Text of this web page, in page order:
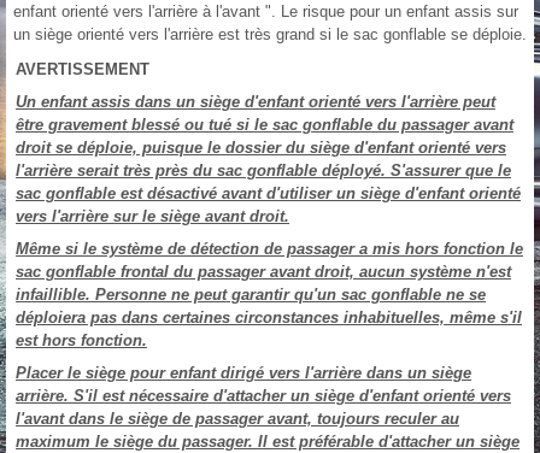
enfant orienté vers l'arrière à l'avant ". Le risque pour un enfant assis sur
un siège orienté vers l'arrière est très grand si le sac gonflable se déploie.
AVERTISSEMENT
Un enfant assis dans un siège d'enfant orienté vers l'arrière peut
être gravement blessé ou tué si le sac gonflable du passager avant
droit se déploie, puisque le dossier du siège d'enfant orienté vers
l'arrière serait très près du sac gonflable déployé. S'assurer que le
sac gonflable est désactivé avant d'utiliser un siège d'enfant orienté
vers l'arrière sur le siège avant droit.
Même si le système de détection de passager a mis hors fonction le
sac gonflable frontal du passager avant droit, aucun système n'est
infaillible. Personne ne peut garantir qu'un sac gonflable ne se
déploiera pas dans certaines circonstances inhabituelles, même s'il
est hors fonction.
Placer le siège pour enfant dirigé vers l'arrière dans un siège
arrière. S'il est nécessaire d'attacher un siège d'enfant orienté vers
l'avant dans le siège de passager avant, toujours reculer au
maximum le siège du passager. Il est préférable d'attacher un siège